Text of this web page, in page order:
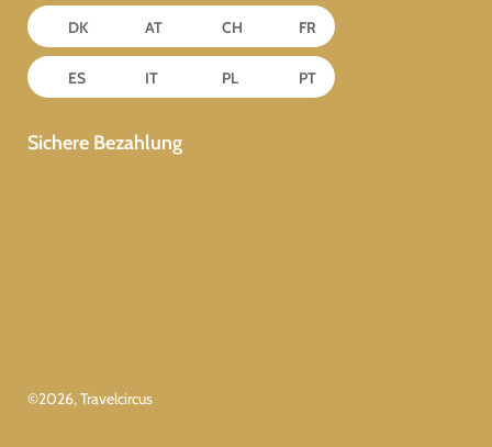
DK AT CH FR
ES IT PL PT
Sichere Bezahlung
©2026, Travelcircus